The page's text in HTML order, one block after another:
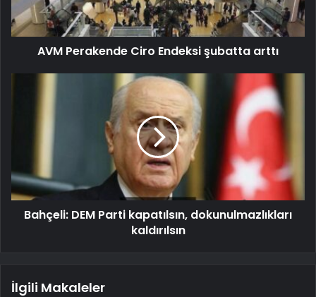
AVM Perakende Ciro Endeksi şubatta arttı
Bahçeli: DEM Parti kapatılsın, dokunulmazlıkları
kaldırılsın
İlgili Makaleler